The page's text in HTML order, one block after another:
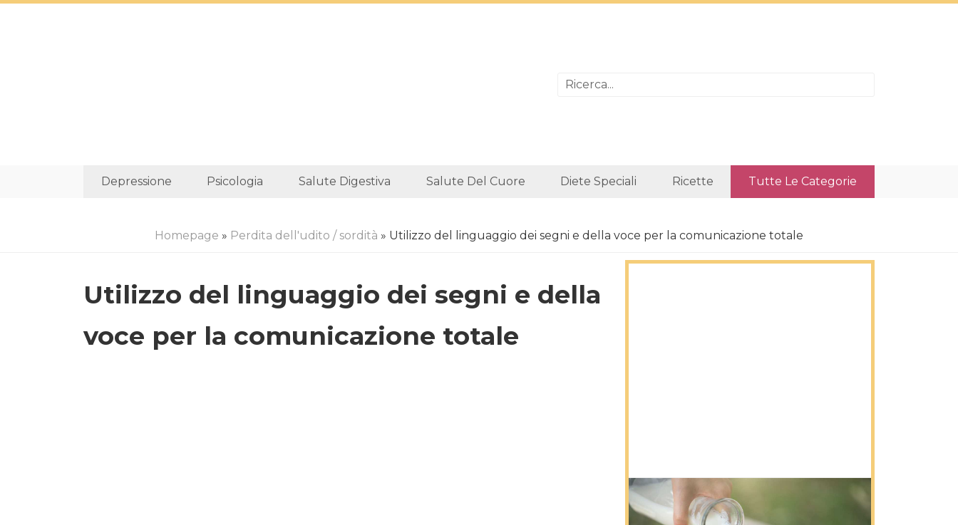
Depressione Psicologia Salute Digestiva Salute Del Cuore Diete Speciali Ricette Tutte Le Categorie
Homepage » Perdita dell'udito / sordità » Utilizzo del linguaggio dei segni e della voce per la comunicazione totale
Utilizzo del linguaggio dei segni e della
voce per la comunicazione totale